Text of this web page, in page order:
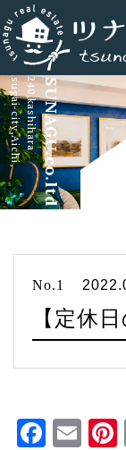
TSUNAGU.co.ltd
5-240,kashihara
kasugai-city,Aichi,
No.1
【定休